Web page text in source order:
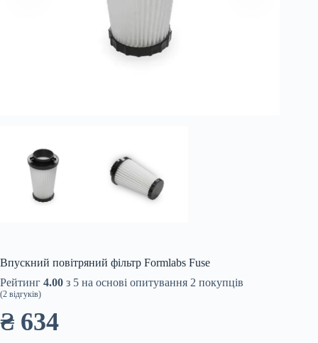
Впускний повітряний фільтр Formlabs Fuse
Рейтинг 4.00 з 5 на основі опитування 2 покупців
(2 відгуків)
₴ 634